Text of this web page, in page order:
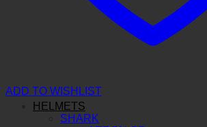
HELMETS
SHARK
ADD TO WISHLIST